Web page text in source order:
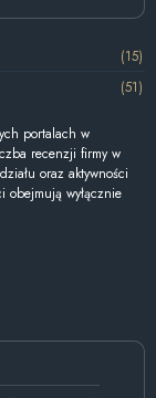
(15)
(51)
portalach w
recenzji firmy w
oraz aktywności
obejmują wyłącznie